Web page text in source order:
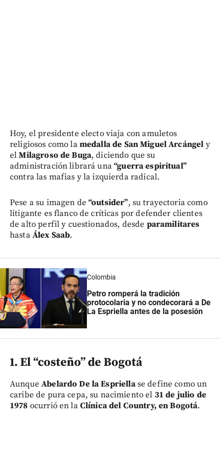
Hoy, el presidente electo viaja con amuletos
religiosos como lamedalla de San Miguel Arcángel y
elMilagroso de Buga, diciendo que su
administración librará una“guerra espiritual”
contra las mafias y la izquierda radical.
Pese a su imagen de “outsider”, su trayectoria como
litigante es flanco de críticas por defender clientes
de alto perfil y cuestionados, desde paramilitares
hastaÁlex Saab.
Colombia
Petro romperá la tradición
protocolaria y no condecorará a De
La Espriella antes de la posesión
1. El “costeño” de Bogotá
AunqueAbelardo De la Espriellase define como un
caribe de pura cepa, su nacimiento el 31 de julio de
1978 ocurrió en laClínica del Country, en Bogotá.